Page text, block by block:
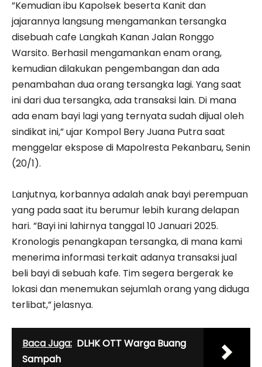
”Kemudian ibu Kapolsek beserta Kanit dan
jajarannya langsung mengamankan tersangka
disebuah cafe Langkah Kanan Jalan Ronggo
Warsito. Berhasil mengamankan enam orang,
kemudian dilakukan pengembangan dan ada
penambahan dua orang tersangka lagi. Yang saat
ini dari dua tersangka, ada transaksi lain. Di mana
ada enam bayi lagi yang ternyata sudah dijual oleh
sindikat ini,” ujar Kompol Bery Juana Putra saat
menggelar ekspose di Mapolresta Pekanbaru, Senin
(20/1).
Lanjutnya, korbannya adalah anak bayi perempuan
yang pada saat itu berumur lebih kurang delapan
hari. ”Bayi ini lahirnya tanggal 10 Januari 2025.
Kronologis penangkapan tersangka, di mana kami
menerima informasi terkait adanya transaksi jual
beli bayi di sebuah kafe. Tim segera bergerak ke
lokasi dan menemukan sejumlah orang yang diduga
terlibat,” jelasnya.
Baca Juga: DLHK OTT Warga Buang
Sampah